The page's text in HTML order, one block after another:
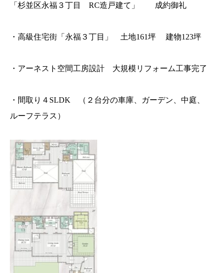
「杉並区永福３丁目 RC造戸建て」 成約御礼
・高級住宅街「永福３丁目」 土地161坪 建物123坪
・アーネスト空間工房設計 大規模リフォーム工事完了
・間取り４SLDK （２台分の車庫、ガーデン、中庭、
ルーフテラス）